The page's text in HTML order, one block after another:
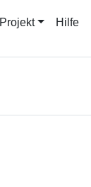
Projekt Hilfe